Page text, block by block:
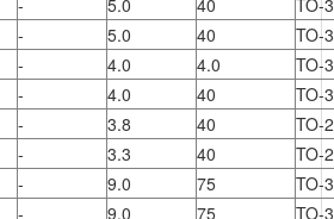
- 5.0 40
TO-3
- 5.0 40
TO-3
- 4.0 4.0
TO-3
- 4.0 40
TO-3
- 3.8 40
TO-
- 3.3 40
TO-
- 9.0 75
TO-3
- 9.0 75
TO-3